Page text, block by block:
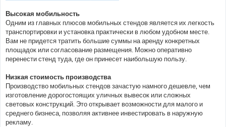
Высокая мобильность
Одним из главных плюсов мобильных стендов является их легкость
транспортировки и установка практически в любом удобном месте.
Вам не придется тратить большие суммы на аренду конкретных
площадок или согласование размещения. Можно оперативно
перенести стенд туда, где он принесет наибольшую пользу.
Низкая стоимость производства
Производство мобильных стендов зачастую намного дешевле, чем
изготовление дорогостоящих уличных вывесок или сложных
световых конструкций. Это открывает возможности для малого и
среднего бизнеса, позволяя активнее инвестировать в наружную
рекламу.